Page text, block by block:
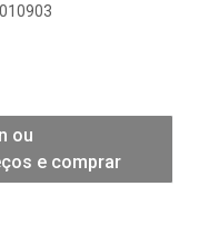
ou
e comprar